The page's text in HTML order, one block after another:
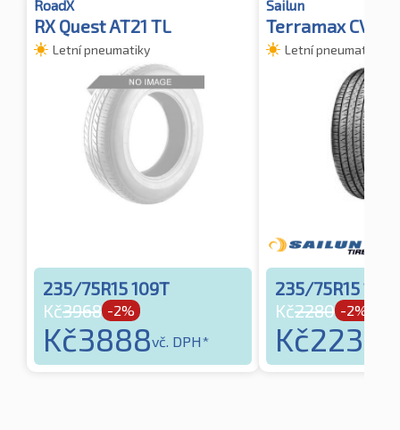
RoadX
RX Quest AT21 TL
Letní pneumatiky
235/75R15 109T
Kč3968 -2%
Kč3888vč. DPH*
Sailun
Terramax CVR
Letní pneumatiky
235/75R15
Kč2280 -2%
Kč2234